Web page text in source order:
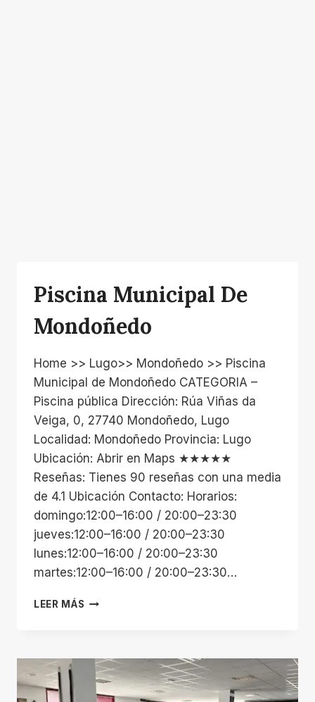
Piscina Municipal De
Mondoñedo
Home >> Lugo>> Mondoñedo >> Piscina
Municipal de Mondoñedo CATEGORIA –
Piscina pública Dirección: Rúa Viñas da
Veiga, 0, 27740 Mondoñedo, Lugo
Localidad: Mondoñedo Provincia: Lugo
Ubicación: Abrir en Maps ★★★★★
Reseñas: Tienes 90 reseñas con una media
de 4.1 Ubicación Contacto: Horarios:
domingo:12:00–16:00 / 20:00–23:30
jueves:12:00–16:00 / 20:00–23:30
lunes:12:00–16:00 / 20:00–23:30
martes:12:00–16:00 / 20:00–23:30…
LEER MÁS PISCINA